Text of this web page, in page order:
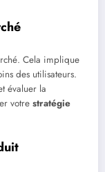
Cela implique
des utilisateurs.
évaluer la
votre stratégie